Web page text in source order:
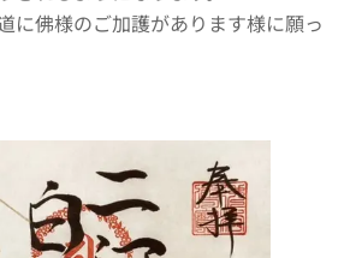
に佛様のご加護があります様に願っ